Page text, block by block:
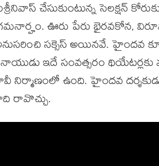
చేసుకుంటున్న సెలక్షన్
ఊరు పేరు భైరవకోన,
సక్సెస్ అయినవే. హైందవ
ఇదే సంవత్సరం థియేటర్లకు
ఉంది. హైందవ దర్శకుడు
రావొచ్చు.